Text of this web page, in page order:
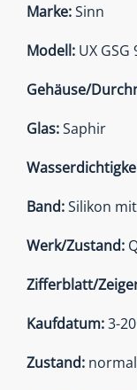
Marke:Sinn
Modell: UX GSG
Gehäuse/
Glas:Saphir
Band:Silikon
Werk/Zustand:
Zifferblatt/
Kaufdatum:3-
Zustand: